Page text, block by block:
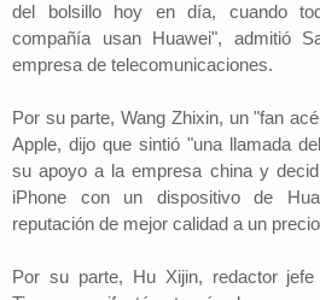
del bolsillo hoy en día, cuando
compañía usan Huawei", admitió
empresa de telecomunicaciones.
Por su parte, Wang Zhixin, un "fan
Apple, dijo que sintió "una llamada
su apoyo a la empresa china y
iPhone con un dispositivo de
reputación de mejor calidad a un
Por su parte, Hu Xijin, redactor